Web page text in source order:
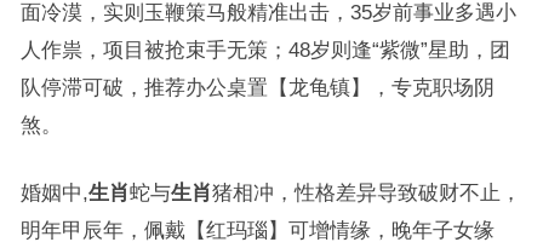
面冷漠，实则玉鞭策马般精准出击，35岁前事业多遇小
人作祟，项目被抢束手无策；48岁则逢“紫微”星助，团
队停滞可破，推荐办公桌置【龙龟镇】，专克职场阴
煞。
婚姻中,生肖蛇与生肖猪相冲，性格差异导致破财不止，
明年甲辰年，佩戴【红玛瑙】可增情缘，晚年子女缘